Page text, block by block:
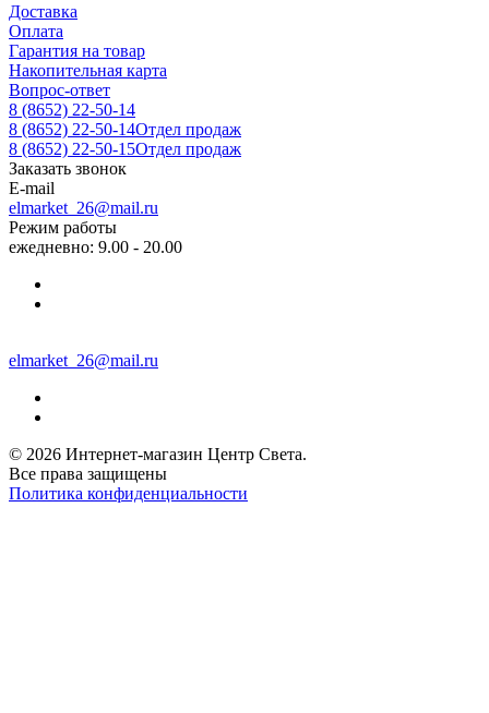
Доставка
Оплата
Гарантия на товар
Накопительная карта
Вопрос-ответ
8 (8652) 22-50-14
8 (8652) 22-50-14Отдел продаж
8 (8652) 22-50-15Отдел продаж
Заказать звонок
E-mail
elmarket_26@mail.ru
Режим работы
ежедневно: 9.00 - 20.00
elmarket_26@mail.ru
© 2026 Интернет-магазин Центр Света.
Все права защищены
Политика конфиденциальности